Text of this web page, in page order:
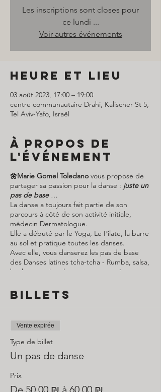
Les inscriptions sont closes pour
ce lundi ...
Voir autres événements
Heure et lieu
03 août 2023, 17:00 – 19:00
centre communautaire Drahi, Kalischer St 5,
Tel Aviv-Yafo, Israël
À propos de
l'événement
🌼Marie Gomel Toledano vous propose de
partager sa passion pour la danse : juste un
pas de base…
La danse a toujours fait partie de son
parcours à côté de son activité initiale,
médecin Dermatologue.
Elle a débuté par le Yoga, Le Pilate, la barre
au sol et pratique toutes les danses.
Avec elle, vous danserez les pas de base
des Danses latines tcha-tcha - Rumba, salsa,
bachata, rock, valse, tango… et même
Voulez-vous danser une après-midi par
semaine ?
Venez seul/e) ou avec un partenaire.
Venez bouger en vous amusant, pour tous
les âges.
20 personnes max.
Inscription et réglement obligatoires via le
Pour plus de renseignements, contacter
Simone: 058 585 7157
Billets
Vente expirée
Type de billet
Un pas de danse
Prix
De 50,00 ₪ à 60,00 ₪